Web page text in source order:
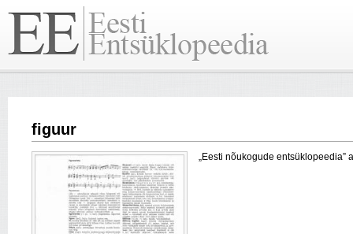
figuur
„Eesti nõukogude entsüklopeedia”